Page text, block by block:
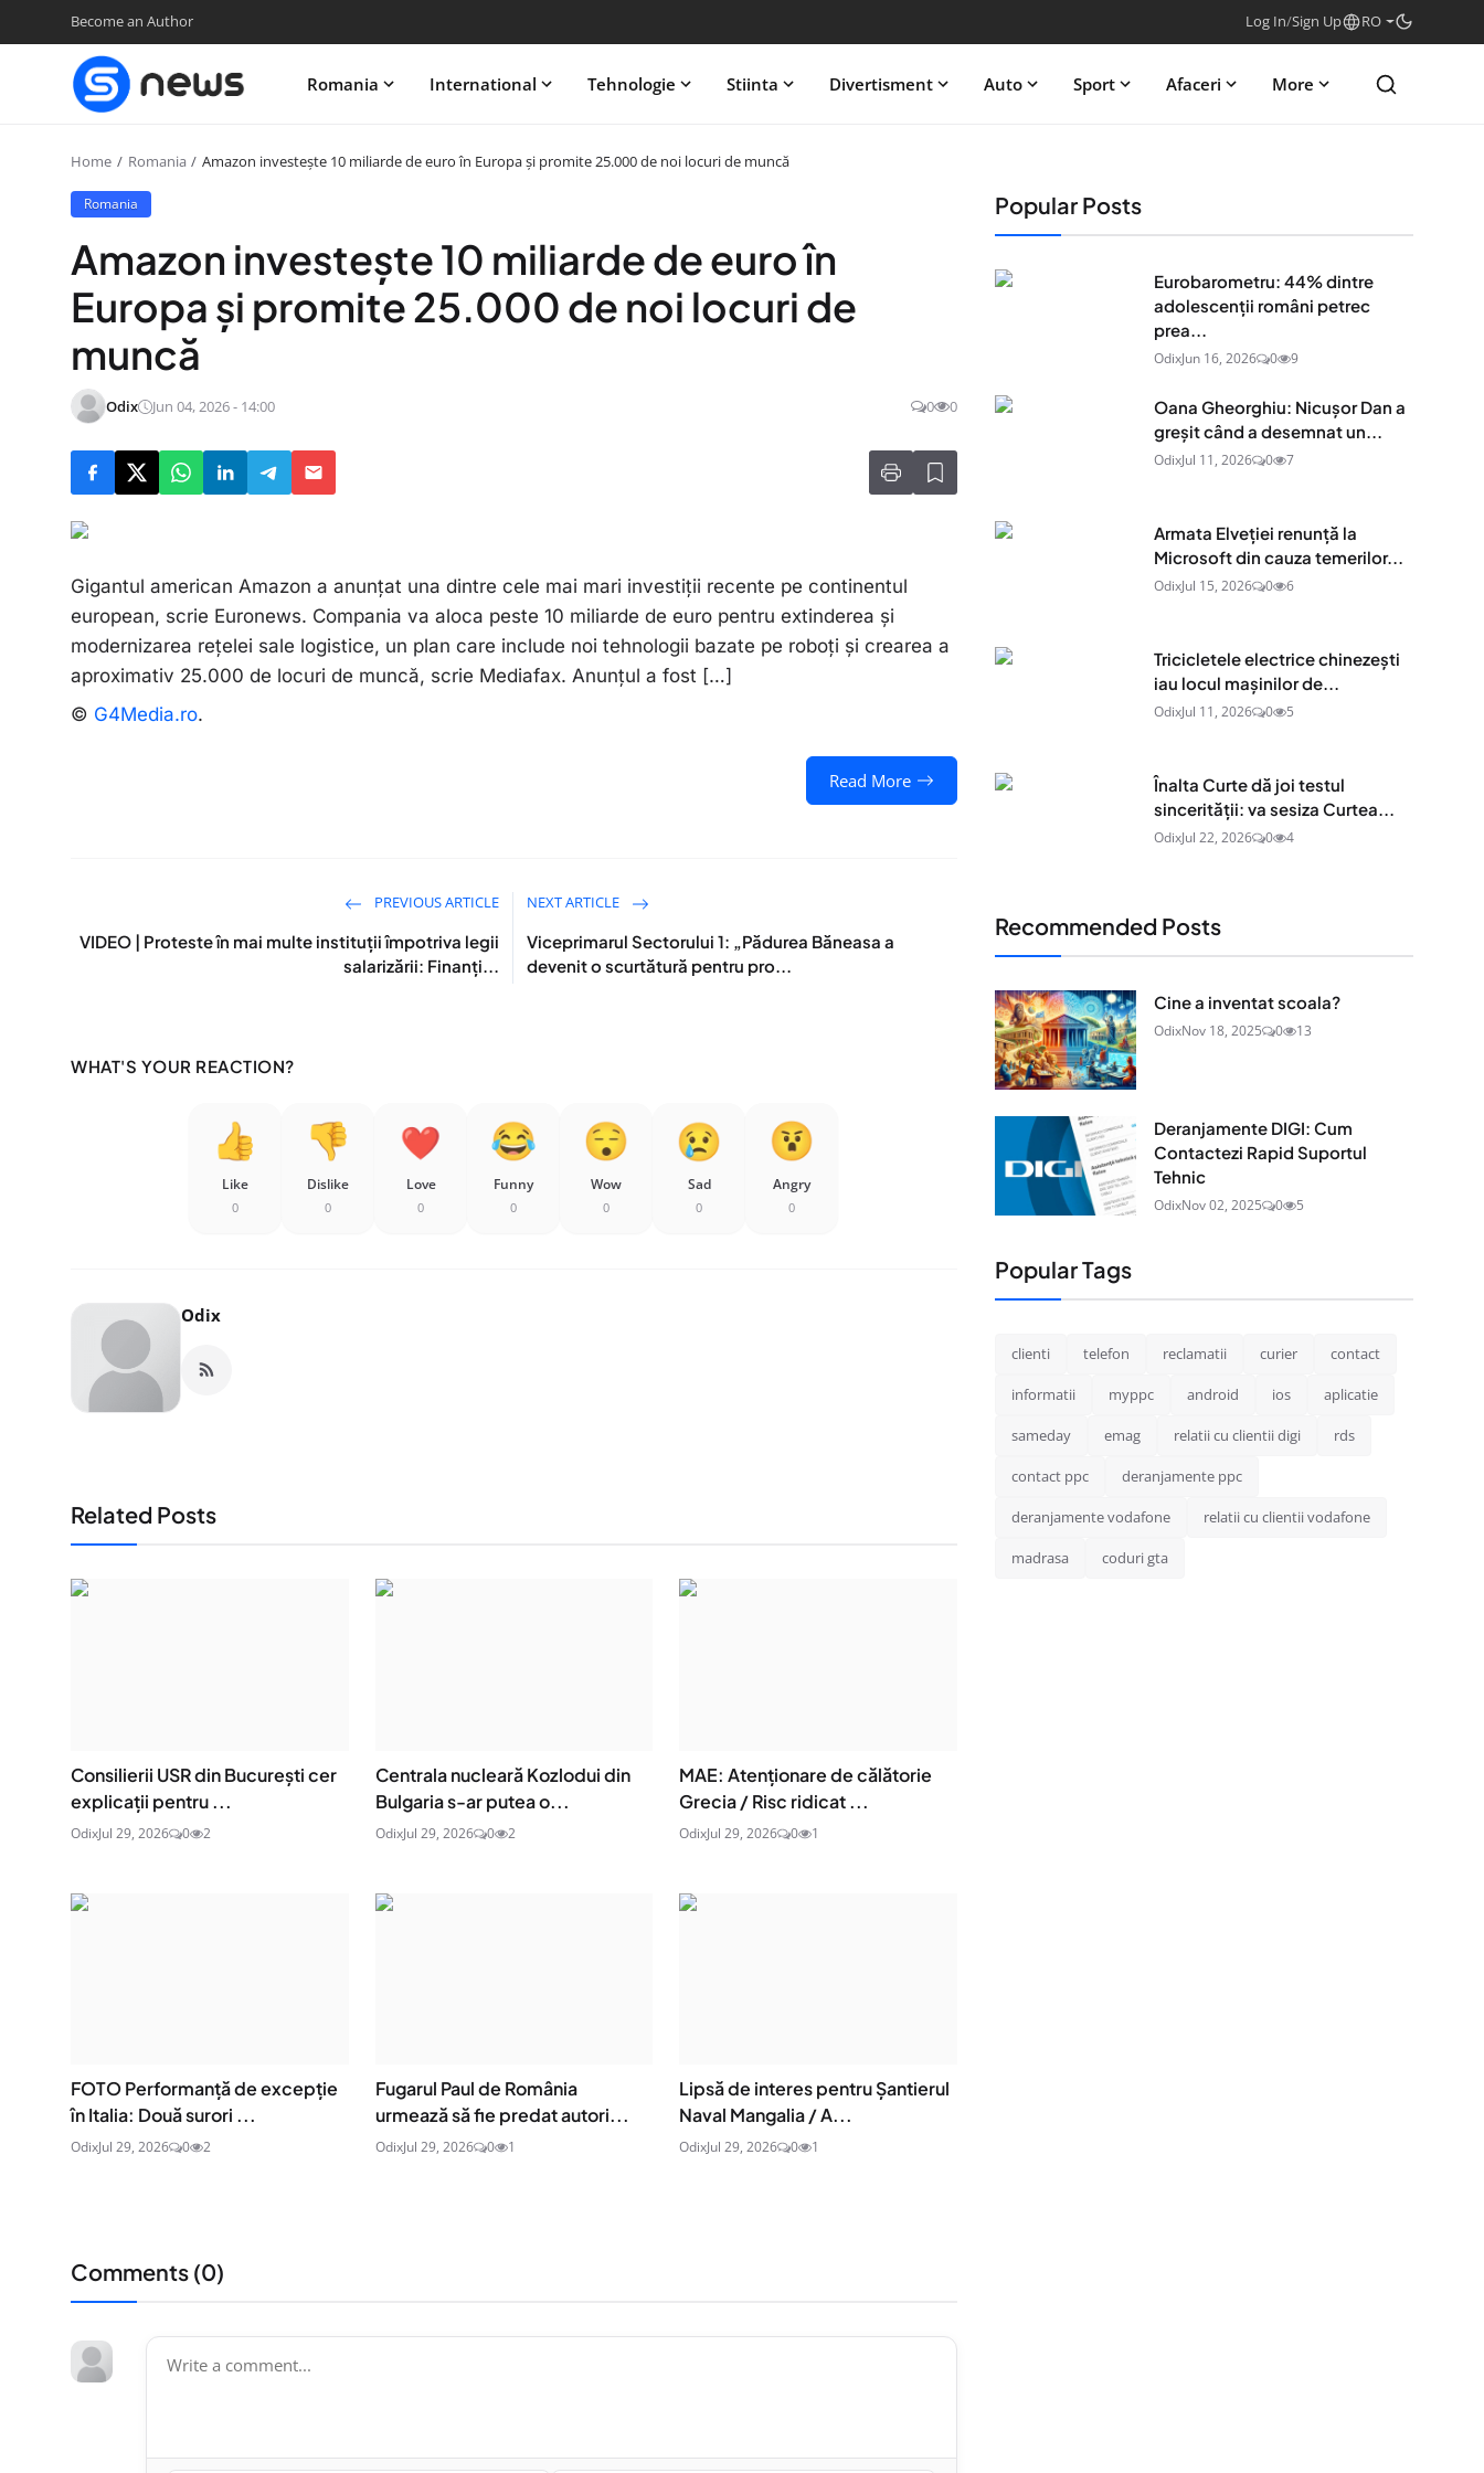
Become an Author Log In/Sign Up RO
Romania International Tehnologie Stiinta Divertisment Auto Sport Afaceri More
Home Romania Amazon investește 10 miliarde de euro în Europa și promite 25.000 de noi locuri de muncă
Romania
Amazon investește 10 miliarde de euro în
Europa și promite 25.000 de noi locuri de
muncă
Odix Jun 04, 2026 - 14:00 0 0
Gigantul american Amazon a anunțat una dintre cele mai mari investiții recente pe continentul
european, scrie Euronews. Compania va aloca peste 10 miliarde de euro pentru extinderea și
modernizarea rețelei sale logistice, un plan care include noi tehnologii bazate pe roboți și crearea a
aproximativ 25.000 de locuri de muncă, scrie Mediafax. Anunțul a fost […]
© G4Media.ro.
Read More
PREVIOUS ARTICLE
VIDEO | Proteste în mai multe instituții împotriva legii
salarizării: Finanți...
NEXT ARTICLE
Viceprimarul Sectorului 1: „Pădurea Băneasa a
devenit o scurtătură pentru pro...
WHAT'S YOUR REACTION?
Like
0
Dislike
0
Love
0
Funny
0
Wow
0
Sad
0
Angry
0
Odix
Related Posts
Consilierii USR din București cer
explicații pentru ...
OdixJul 29, 2026 0 2
Centrala nucleară Kozlodui din
Bulgaria s-ar putea o...
OdixJul 29, 2026 0 2
MAE: Atenţionare de călătorie
Grecia / Risc ridicat ...
OdixJul 29, 2026 0 1
FOTO Performanță de excepție
în Italia: Două surori ...
OdixJul 29, 2026 0 2
Fugarul Paul de România
urmează să fie predat autori...
OdixJul 29, 2026 0 1
Lipsă de interes pentru Șantierul
Naval Mangalia / A...
OdixJul 29, 2026 0 1
Comments (0)
Popular Posts
Eurobarometru: 44% dintre
adolescenţii români petrec
prea...
OdixJun 16, 2026 0 9
Oana Gheorghiu: Nicușor Dan a
greșit când a desemnat un...
OdixJul 11, 2026 0 7
Armata Elveției renunță la
Microsoft din cauza temerilor...
OdixJul 15, 2026 0 6
Tricicletele electrice chinezești
iau locul mașinilor de...
OdixJul 11, 2026 0 5
Înalta Curte dă joi testul
sincerității: va sesiza Curtea...
OdixJul 22, 2026 0 4
Recommended Posts
Cine a inventat scoala?
OdixNov 18, 2025 0 13
Deranjamente DIGI: Cum
Contactezi Rapid Suportul
Tehnic
OdixNov 02, 2025 0 5
Popular Tags
clienti telefon reclamatii curier contact
informatii myppc android ios aplicatie
sameday emag relatii cu clientii digi rds
contact ppc deranjamente ppc
deranjamente vodafone relatii cu clientii vodafone
madrasa coduri gta